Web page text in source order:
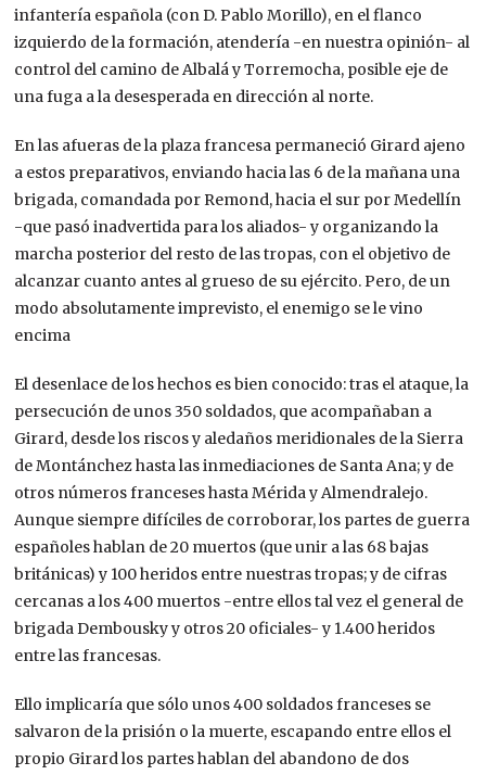
infantería española (con D. Pablo Morillo), en el flanco
izquierdo de la formación, atendería -en nuestra opinión- al
control del camino de Albalá y Torremocha, posible eje de
una fuga a la desesperada en dirección al norte.
En las afueras de la plaza francesa permaneció Girard ajeno
a estos preparativos, enviando hacia las 6 de la mañana una
brigada, comandada por Remond, hacia el sur por Medellín
-que pasó inadvertida para los aliados- y organizando la
marcha posterior del resto de las tropas, con el objetivo de
alcanzar cuanto antes al grueso de su ejército. Pero, de un
modo absolutamente imprevisto, el enemigo se le vino
encima
El desenlace de los hechos es bien conocido: tras el ataque, la
persecución de unos 350 soldados, que acompañaban a
Girard, desde los riscos y aledaños meridionales de la Sierra
de Montánchez hasta las inmediaciones de Santa Ana; y de
otros números franceses hasta Mérida y Almendralejo.
Aunque siempre difíciles de corroborar, los partes de guerra
españoles hablan de 20 muertos (que unir a las 68 bajas
británicas) y 100 heridos entre nuestras tropas; y de cifras
cercanas a los 400 muertos -entre ellos tal vez el general de
brigada Dembousky y otros 20 oficiales- y 1.400 heridos
entre las francesas.
Ello implicaría que sólo unos 400 soldados franceses se
salvaron de la prisión o la muerte, escapando entre ellos el
propio Girard los partes hablan del abandono de dos